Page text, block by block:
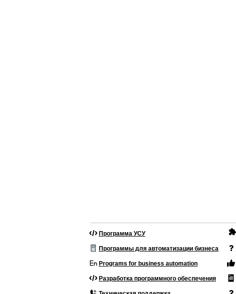
Программа УСУ
Программы для автоматизации бизнеса
Programs for business automation
Разработка программного обеспечения